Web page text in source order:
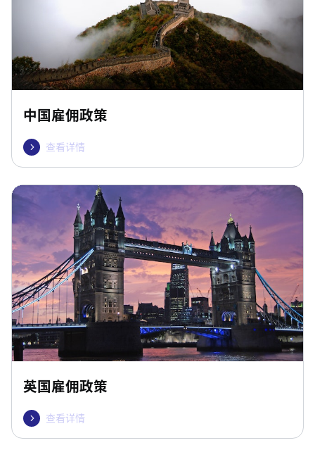
中国雇佣政策
 查看详情
英国雇佣政策
 查看详情